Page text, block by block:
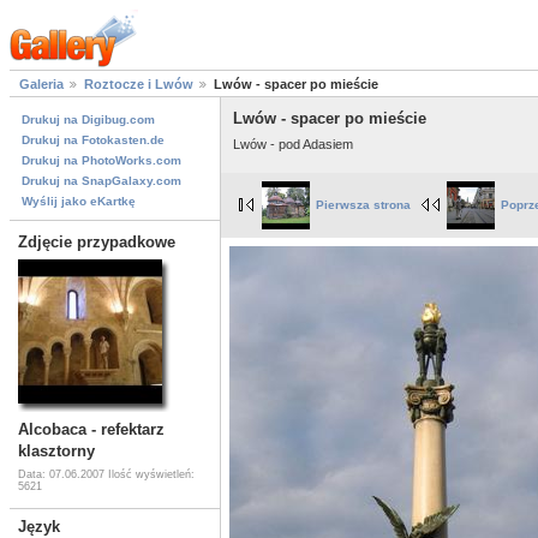
Galeria Roztocze i Lwów Lwów - spacer po mieście
Drukuj na Digibug.com
Drukuj na Fotokasten.de
Drukuj na PhotoWorks.com
Drukuj na SnapGalaxy.com
Wyślij jako eKartkę
Zdjęcie przypadkowe
Alcobaca - refektarz
klasztorny
Data: 07.06.2007
Ilość wyświetleń:
5621
Język
Lwów - spacer po mieście
Lwów - pod Adasiem
Pierwsza strona